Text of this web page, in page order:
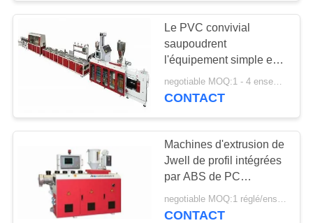
Pelletiseur jumeau
de vis
machine broyeur de
plastique
9
Le PVC convivial
saupoudrent
l'équipement simple en
plastique de boudineuse
à vis
negotiable MOQ:1 - 4 ensembles
CONTACT
Machines d'extrusion de
Jwell de profil intégrées
par ABS de PC
portables
CONTACT